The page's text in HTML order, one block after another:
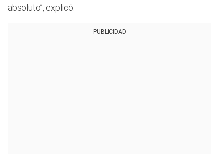
absoluto”, explicó.
PUBLICIDAD